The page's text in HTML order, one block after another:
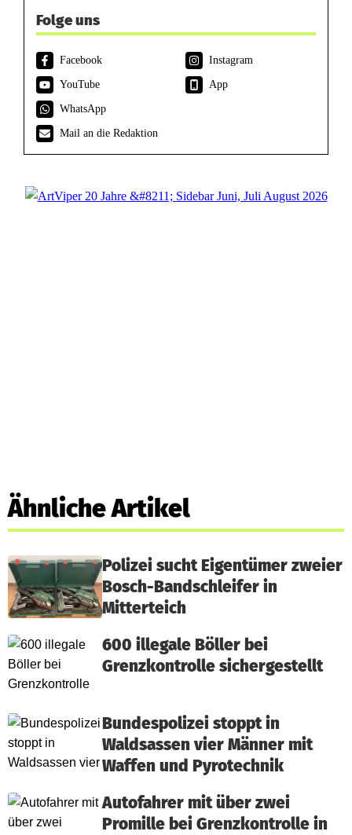
Folge uns
Facebook
Instagram
YouTube
App
WhatsApp
Mail an die Redaktion
Ähnliche Artikel
Polizei sucht Eigentümer zweier
Bosch-Bandschleifer in
Mitterteich
600 illegale Böller bei
Grenzkontrolle sichergestellt
Bundespolizei stoppt in
Waldsassen vier Männer mit
Waffen und Pyrotechnik
Autofahrer mit über zwei
Promille bei Grenzkontrolle in